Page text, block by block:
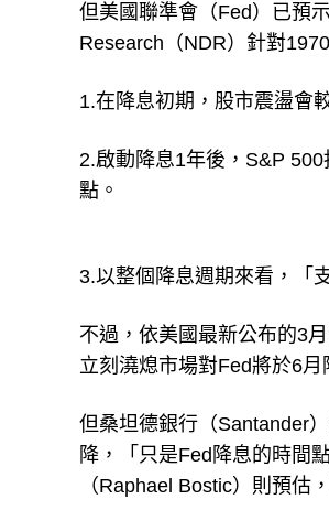
但美國聯準會（Fed）已預
Research（NDR）針對
1.在降息初期，股市震盪會
2.啟動降息1年後，S&P
點。
3.以整個降息週期來看，「
不過，依美國最新公布的3
立刻澆熄市場對Fed將於6月
但桑坦德銀行（Santander
降，「只是Fed降息的時間
（Raphael Bostic）則預估